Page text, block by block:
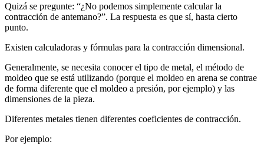
Quizá se pregunte: “¿No podemos simplemente calcular la
contracción de antemano?”. La respuesta es que sí, hasta cierto
punto.
Existen calculadoras y fórmulas para la contracción dimensional.
Generalmente, se necesita conocer el tipo de metal, el método de
moldeo que se está utilizando (porque el moldeo en arena se contrae
de forma diferente que el moldeo a presión, por ejemplo) y las
dimensiones de la pieza.
Diferentes metales tienen diferentes coeficientes de contracción.
Por ejemplo: